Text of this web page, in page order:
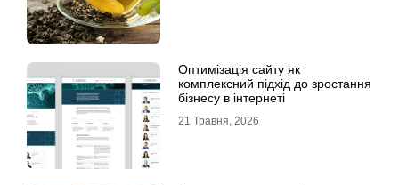
Оптимізація сайту як
комплексний підхід до зростання
бізнесу в інтернеті
21 Травня, 2026